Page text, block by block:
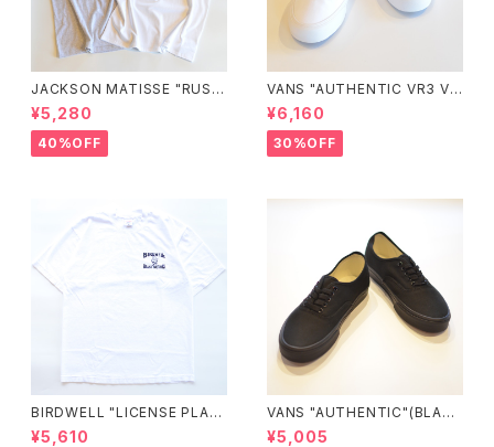
JACKSON MATISSE "RUSS
ELL ATHLETIC×JM Logo T
ee"
¥5,280
40%OFF
VANS "AUTHENTIC VR3 VN
0005UDTBD"
¥6,160
30%OFF
BIRDWELL "LICENSE PLAT
E TEE"
¥5,610
VANS "AUTHENTIC"(BLAC
K/BLACK)
¥5,005